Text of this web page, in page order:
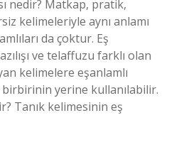
nedir? Matkap, pratik,
kelimeleriyle aynı anlamı
da çoktur. Eş
ve telaffuzu farklı olan
kelimelere eşanlamlı
yerine kullanılabilir.
Tanık kelimesinin eş